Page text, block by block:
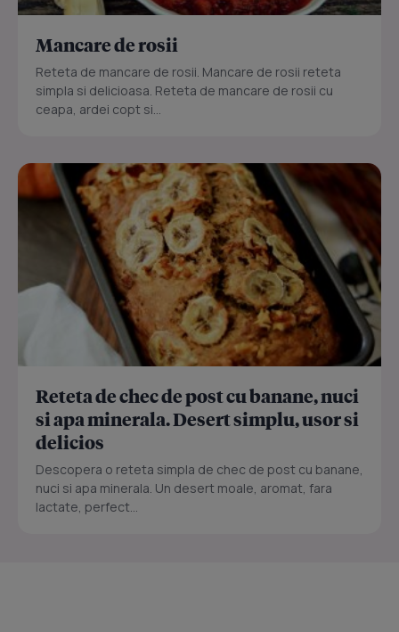
Mancare de rosii
Reteta de mancare de rosii. Mancare de rosii reteta
simpla si delicioasa. Reteta de mancare de rosii cu
ceapa, ardei copt si...
Reteta de chec de post cu banane, nuci
si apa minerala. Desert simplu, usor si
delicios
Descopera o reteta simpla de chec de post cu banane,
nuci si apa minerala. Un desert moale, aromat, fara
lactate, perfect...